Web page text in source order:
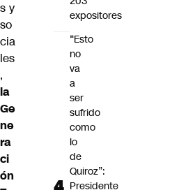
s y
so
cia
les
,
la
Ge
ne
ra
ci
ón
expositores
“Esto
no
va
a
ser
sufrido
como
lo
de
Quiroz”:
Presidente